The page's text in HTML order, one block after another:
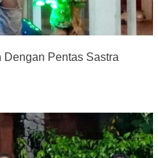
Pentas Sastra